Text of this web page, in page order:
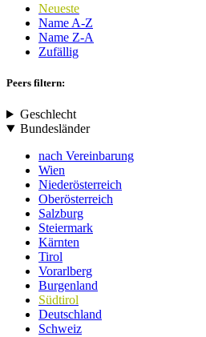
Neueste
Name A-Z
Name Z-A
Zufällig
Peers filtern:
Geschlecht
Bundesländer
nach Vereinbarung
Wien
Niederösterreich
Oberösterreich
Salzburg
Steiermark
Kärnten
Tirol
Vorarlberg
Burgenland
Südtirol
Deutschland
Schweiz